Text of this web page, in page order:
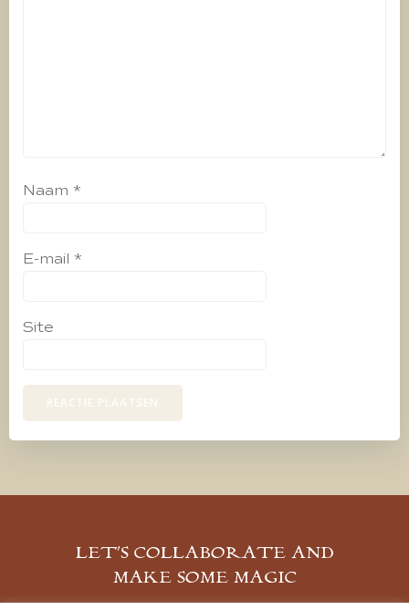
Naam *
E-mail *
Site
LET’S COLLABORATE AND
MAKE SOME MAGIC